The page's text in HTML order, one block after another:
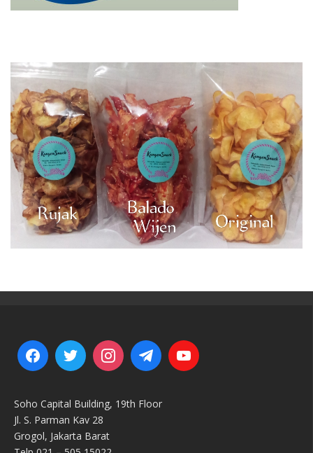
Soho Capital Building, 19th Floor
Jl. S. Parman Kav 28
Grogol, Jakarta Barat